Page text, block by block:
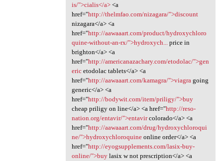
is/">cialis</a><a
href="http://thelmfao.com/nizagara/">discount
nizagara</a> <a
href="http://aawaaart.com/product/hydroxychloro
quine-without-an-rx/">hydroxych...price in
brighton</a> <a
href="http://americanazachary.com/etodolac/">gen
ericetodolac tablets</a> <a
href="http://aawaaart.com/kamagra/">viagragoing
generic</a> <a
href="http://bodywit.com/item/priligy/">buy
cheap priligy on line</a> <a href="http://reso-
nation.org/entavir/">entavircolorado</a> <a
href="http://aawaaart.com/drug/hydroxychloroqui
ne/">hydroxychloroquineonline order</a> <a
href="http://eyogsupplements.com/lasix-buy-
online/">buylasix w not prescription</a> <a